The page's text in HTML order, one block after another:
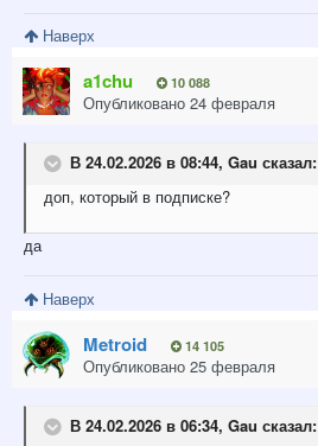
Наверх
a1chu 10 088
Опубликовано 24 февраля
В 24.02.2026 в 08:44, Gau сказал:
доп, который в подписке?
да
Наверх
Metroid 14 105
Опубликовано 25 февраля
В 24.02.2026 в 06:34, Gau сказал: